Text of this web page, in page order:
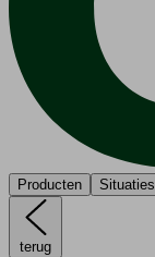
Producten Situaties
terug